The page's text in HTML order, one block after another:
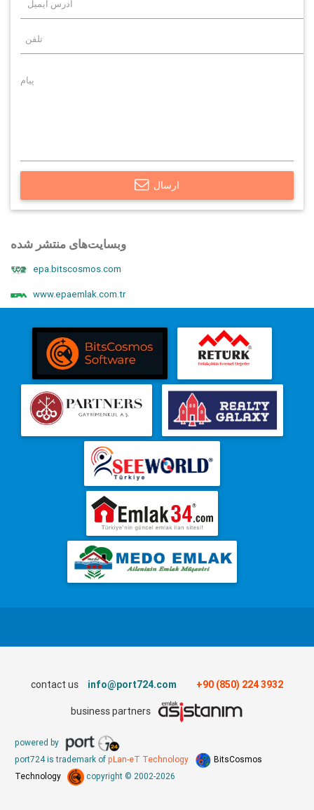
ارسال
وبسایت‌های منتشر شده
epa.bitscosmos.com
www.epaemlak.com.tr
contact us info@port724.com +90 (850) 224 3932
business partners
powered by
port724 is trademark of pLan-eT Technology
BitsCosmos
Technology
copyright © 2002-2026